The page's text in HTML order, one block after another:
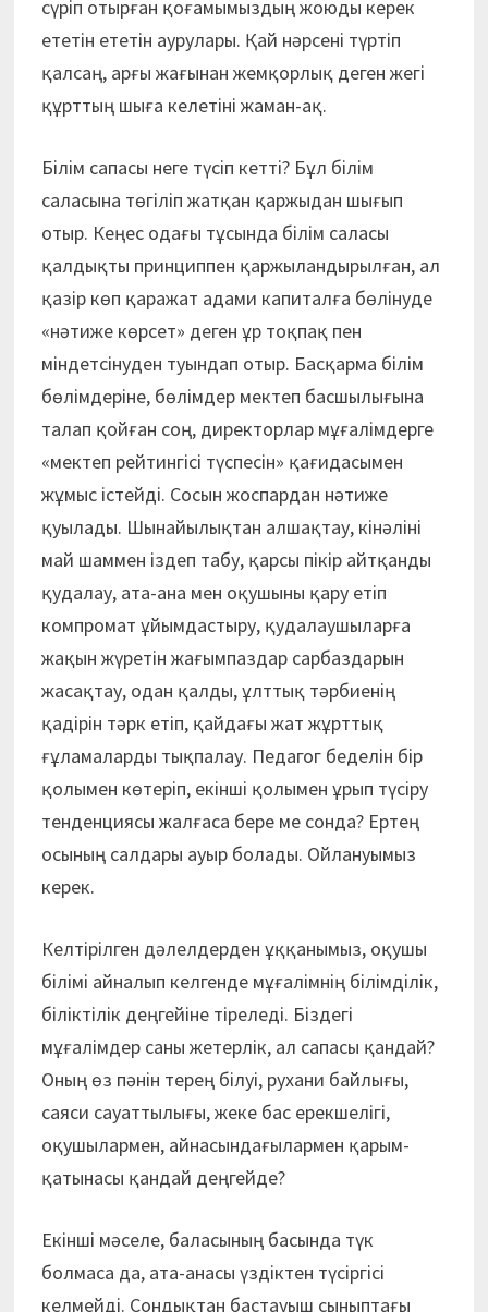
сүріп отырған қоғамымыздың жоюды керек
ететін ететін аурулары. Қай нәрсені түртіп
қалсаң, арғы жағынан жемқорлық деген жегі
құрттың шыға келетіні жаман-ақ.
Білім сапасы неге түсіп кетті? Бұл білім
саласына төгіліп жатқан қаржыдан шығып
отыр. Кеңес одағы тұсында білім саласы
қалдықты принциппен қаржыландырылған, ал
қазір көп қаражат адами капиталға бөлінуде
«нәтиже көрсет» деген ұр тоқпақ пен
міндетсінуден туындап отыр. Басқарма білім
бөлімдеріне, бөлімдер мектеп басшылығына
талап қойған соң, директорлар мұғалімдерге
«мектеп рейтингісі түспесін» қағидасымен
жұмыс істейді. Сосын жоспардан нәтиже
қуылады. Шынайылықтан алшақтау, кінәліні
май шаммен іздеп табу, қарсы пікір айтқанды
қудалау, ата-ана мен оқушыны қару етіп
компромат ұйымдастыру, қудалаушыларға
жақын жүретін жағымпаздар сарбаздарын
жасақтау, одан қалды, ұлттық тәрбиенің
қадірін тәрк етіп, қайдағы жат жұрттық
ғұламаларды тықпалау. Педагог беделін бір
қолымен көтеріп, екінші қолымен ұрып түсіру
тенденциясы жалғаса бере ме сонда? Ертең
осының салдары ауыр болады. Ойлануымыз
керек.
Келтірілген дәлелдерден ұққанымыз, оқушы
білімі айналып келгенде мұғалімнің білімділік,
біліктілік деңгейіне тіреледі. Біздегі
мұғалімдер саны жетерлік, ал сапасы қандай?
Оның өз пәнін терең білуі, рухани байлығы,
саяси сауаттылығы, жеке бас ерекшелігі,
оқушылармен, айнасындағылармен қарым-
қатынасы қандай деңгейде?
Екінші мәселе, баласының басында түк
болмаса да, ата-анасы үздіктен түсіргісі
келмейді. Сондықтан бастауыш сыныптағы